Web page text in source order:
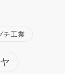
チ工業